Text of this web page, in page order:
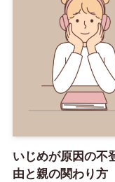
いじめが原因の不
由と親の関わり方